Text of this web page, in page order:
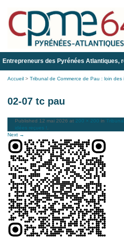
Entrepreneurs des Pyrénées Atlantiques,
Accueil > Tribunal de Commerce de Pau : loin des
02-07 tc pau
Published 12 mai 2026 at 200 × 200 in
idées reçues !
Next →